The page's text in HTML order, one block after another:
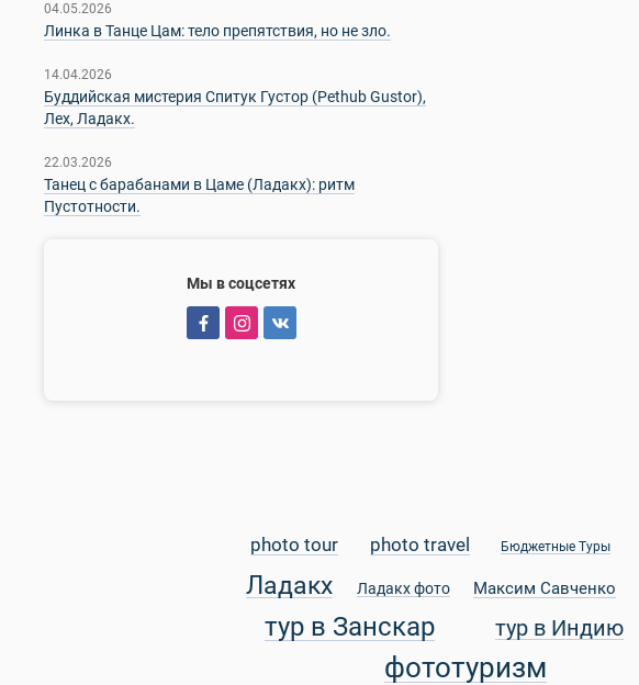
04.05.2026
Линка в Танце Цам: тело препятствия, но не зло.
14.04.2026
Буддийская мистерия Спитук Густор (Pethub Gustor),
Лех, Ладакх.
22.03.2026
Танец с барабанами в Цаме (Ладакх): ритм
Пустотности.
Мы в соцсетях
photo tour photo travel Бюджетные Туры
Ладакх Ладакх фото Максим Савченко
тур в Занскар тур в Индию
фототуризм